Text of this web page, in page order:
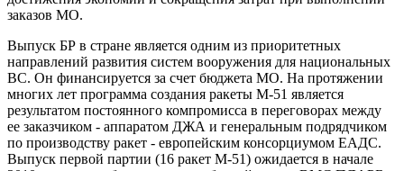
заказов МО.
Выпуск БР в стране является одним из приоритетных
направлений развития систем вооружения для национальных
ВС. Он финансируется за счет бюджета МО. На протяжении
многих лет программа создания ракеты М-51 является
результатом постоянного компромисса в переговорах между
ее заказчиком - аппаратом ДЖА и генеральным подрядчиком
по производству ракет - европейским консорциумом ЕАДС.
Выпуск первой партии (16 ракет М-51) ожидается в начале